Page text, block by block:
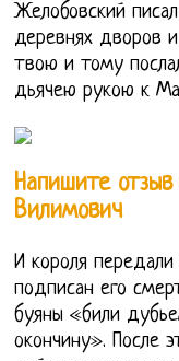
Желобовский
деревнях дворов
твою и тому
дьячею рукою к
Напишите
Вилимович
И короля
подписан его
буяны «били
окончину». После